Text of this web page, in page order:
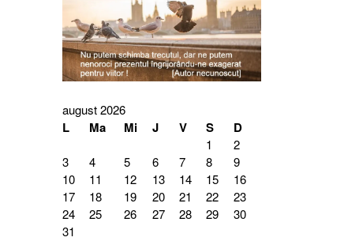
august 2026
L Ma Mi J V S D
1
2
3
4 5 6 7 8
9
10
11 12 13 14 15
16
17
18 19 20 21 22
23
24
25 26 27 28 29
30
31